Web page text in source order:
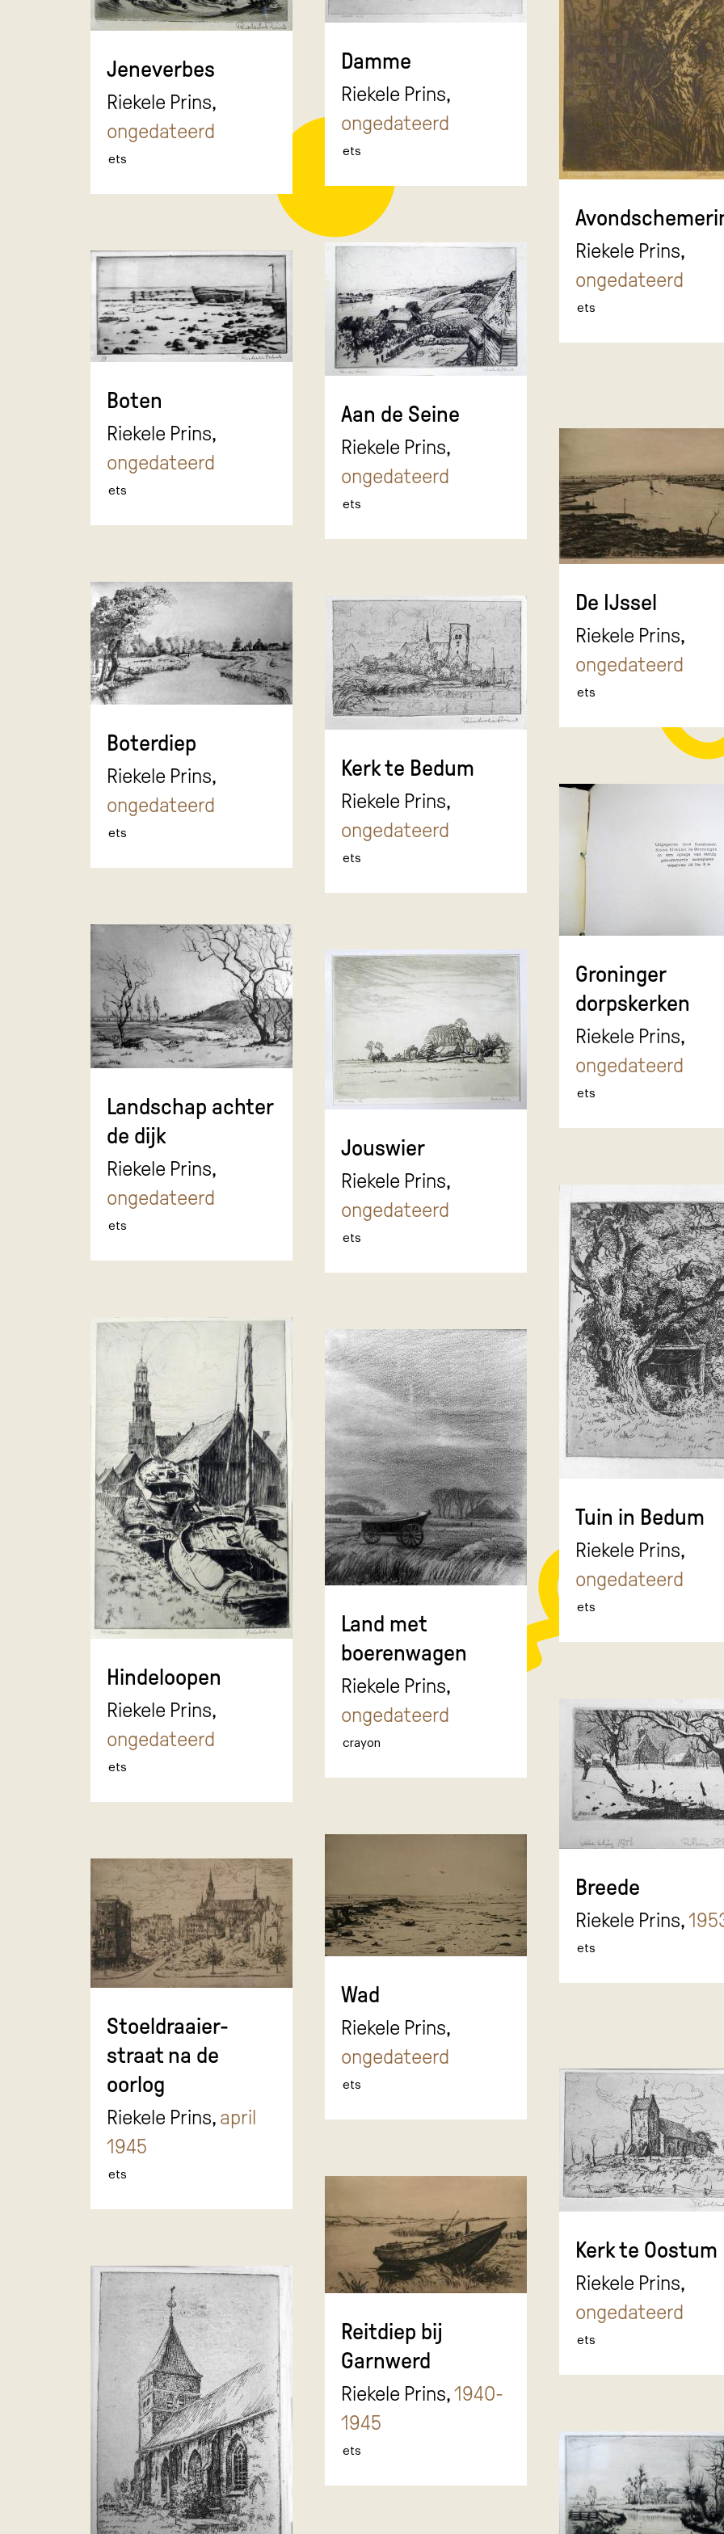
Jeneverbes
Riekele Prins,
ongedateerd
ets
Damme
Riekele Prins,
ongedateerd
ets
Riekele Prins,
ongedateerd
ets
Aan de Seine
Riekele Prins,
ongedateerd
ets
Boten
Riekele Prins,
ongedateerd
ets
De IJssel
Riekele Prins,
ongedateerd
ets
Boterdiep
Riekele Prins,
ongedateerd
ets
Kerk te Bedum
Riekele Prins,
ongedateerd
ets
Groninger
dorpskerken
Riekele Prins,
ongedateerd
ets
Landschap achter
de dijk
Riekele Prins,
ongedateerd
ets
Jouswier
Riekele Prins,
ongedateerd
ets
Tuin in Bedum
Riekele Prins,
ongedateerd
ets
Hindeloopen
Riekele Prins,
ongedateerd
ets
Land met
boerenwagen
Riekele Prins,
ongedateerd
crayon
Breede
Riekele Prins,
ets
Wad
Riekele Prins,
ongedateerd
ets
Stoeldraaier-
straat na de
oorlog
Riekele Prins, april
1945
ets
Kerk te Oostum
Riekele Prins,
ongedateerd
ets
Reitdiep bij
Garnwerd
Riekele Prins,1940-
1945
ets